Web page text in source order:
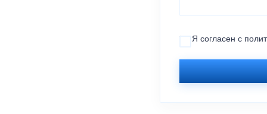
Я согласен с